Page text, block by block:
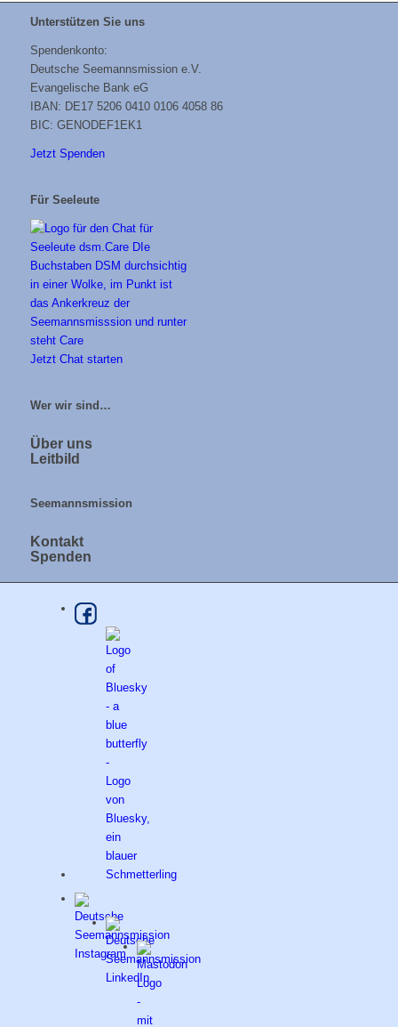
Unterstützen Sie uns
Spendenkonto:
Deutsche Seemannsmission e.V.
Evangelische Bank eG
IBAN: DE17 5206 0410 0106 4058 86
BIC: GENODEF1EK1
Jetzt Spenden
Für Seeleute
Jetzt Chat starten
Wer wir sind…
Über uns
Leitbild
Seemannsmission
Kontakt
Spenden